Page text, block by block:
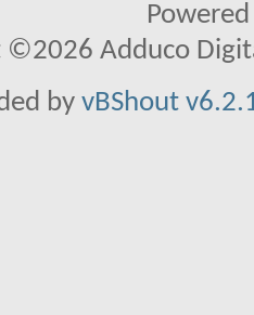
©2026 Adduco
by vBShout